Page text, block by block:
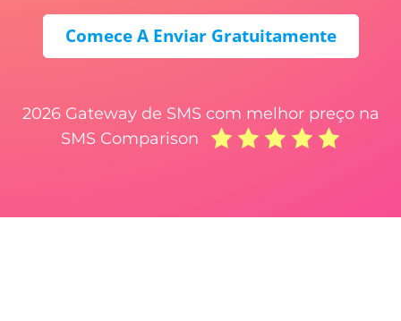
Comece A Enviar Gratuitamente
2026 Gateway de SMS com melhor preço na
SMS Comparison